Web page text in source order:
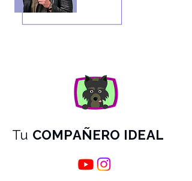
Tu COMPAÑERO IDEAL